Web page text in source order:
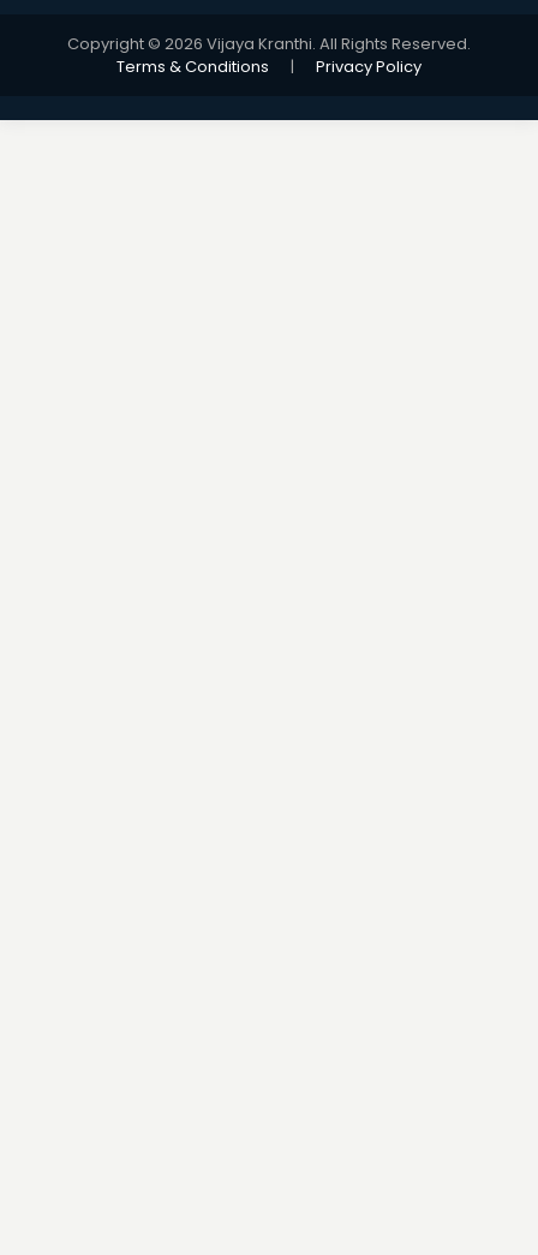
Copyright © 2026 Vijaya Kranthi. All Rights Reserved.
Terms & Conditions
| Privacy Policy